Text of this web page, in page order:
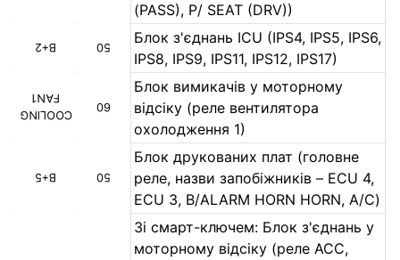
(PASS), P/ SEAT (DRV))
B+2 50
Блок з'єднань ICU (IPS4, IPS5, IPS6,
IPS8, IPS9, IPS11, IPS12, IPS17)
COOLING
FAN1
60
Блок вимикачів у моторному
відсіку (реле вентилятора
охолодження 1)
B+5 50
Блок друкованих плат (головне
реле, назви запобіжників – ECU 4,
ECU 3, B/ALARM HORN HORN, A/C)
Зі смарт-ключем: Блок з'єднань у
моторному відсіку (реле ACC,